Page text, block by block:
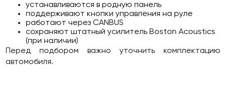
устанавливаются в родную панель
поддерживают кнопки управления на руле
работают через CANBUS
сохраняют штатный усилитель Boston Acoustics
(при наличии)
Перед подбором важно уточнить комплектацию
автомобиля.